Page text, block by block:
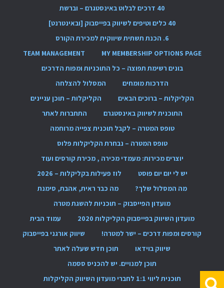
40 דרכים לבלוט באינסטגרם – וברשת
40 כלים וטיפים לשיווק בפייסבוק [ובאינטרנט]
6. הכנת תשתית שיווקית למכירת הקורס
MY MEMBERSHIP OPTIONS PAGE
TEAM MANAGEMENT
בונים רשימת תפוצה – כל התוכניות ומפות הדרכים
הדרכות מומחים
המסלול להצלחה
הקליקלות – ברוכים הבאים
הקליקלות – תוכן עניינים
התוכנית לשיווק באינסטגרם
התחברות לאתר
טופס המטרה – לקבל תוכנית צפייה מרוחמה
טופס המטרה – נבחרת הקליקלות פלוס
יוצרים מכירות: מעמדי מכירה , מכירת קורסים ועוד
יש לי יום יום פוסט
לוז פעילות בקליקלות – 2026
מה המסלול שלך?
מה כבר ראית, אהבת, סימנת
מועדון הפייסבוק – תוכניות להשגת מטרה
מועדון השיווק בפייסבוק הקליקלות 2020
עמוד הבית
קורסים ומפות דרכים – ישר למטרה!
שיווק אורגני בפייסבוק
שיווק בוידאו
תוכן חדש שעלה לאתר
תוכן למנויים. יש להכניס ססמה
תוכנית ליווי 1:1 לחברי מועדון השיווק הקליקלות